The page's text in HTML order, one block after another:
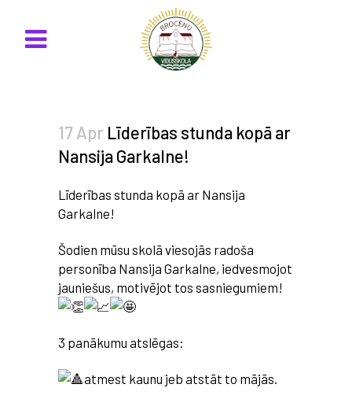
17 Apr Līderības stunda kopā ar
Nansija Garkalne!
Līderības stunda kopā ar Nansija
Garkalne!
Šodien mūsu skolā viesojās radoša
personība Nansija Garkalne, iedvesmojot
jauniešus, motivējot tos sasniegumiem!
3 panākumu atslēgas:
atmest kaunu jeb atstāt to mājās.